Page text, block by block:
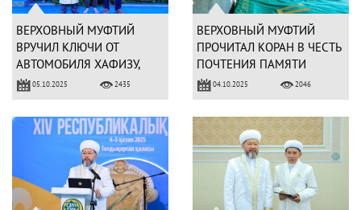
ВЕРХОВНЫЙ МУФТИЙ
ВРУЧИЛ КЛЮЧИ ОТ
АВТОМОБИЛЯ ХАФИЗУ,
ЗАВОЕВАВШЕМУ ГЛАВНЫЙ
ПРИЗ
05.10.2025 2435
ВЕРХОВНЫЙ МУФТИЙ
ПРОЧИТАЛ КОРАН В ЧЕСТЬ
ПОЧТЕНИЯ ПАМЯТИ
ПРЕДКОВ
04.10.2025 2046